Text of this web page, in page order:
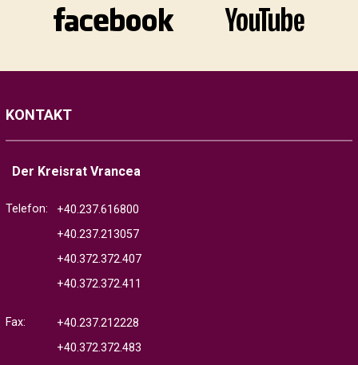
KONTAKT
Der Kreisrat Vrancea
Telefon:
+40.237.616800
+40.237.213057
+40.372.372.407
+40.372.372.411
Fax:
+40.237.212228
+40.372.372.483